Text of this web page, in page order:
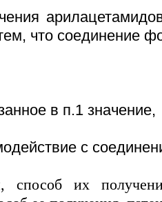
что соединение
в п.1 значение,
с